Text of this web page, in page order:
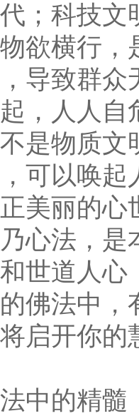
；科技
欲横行
导致群
，人人自
是物质
可以唤
美丽的
心法，
世道人
佛法中
启开你
中的精